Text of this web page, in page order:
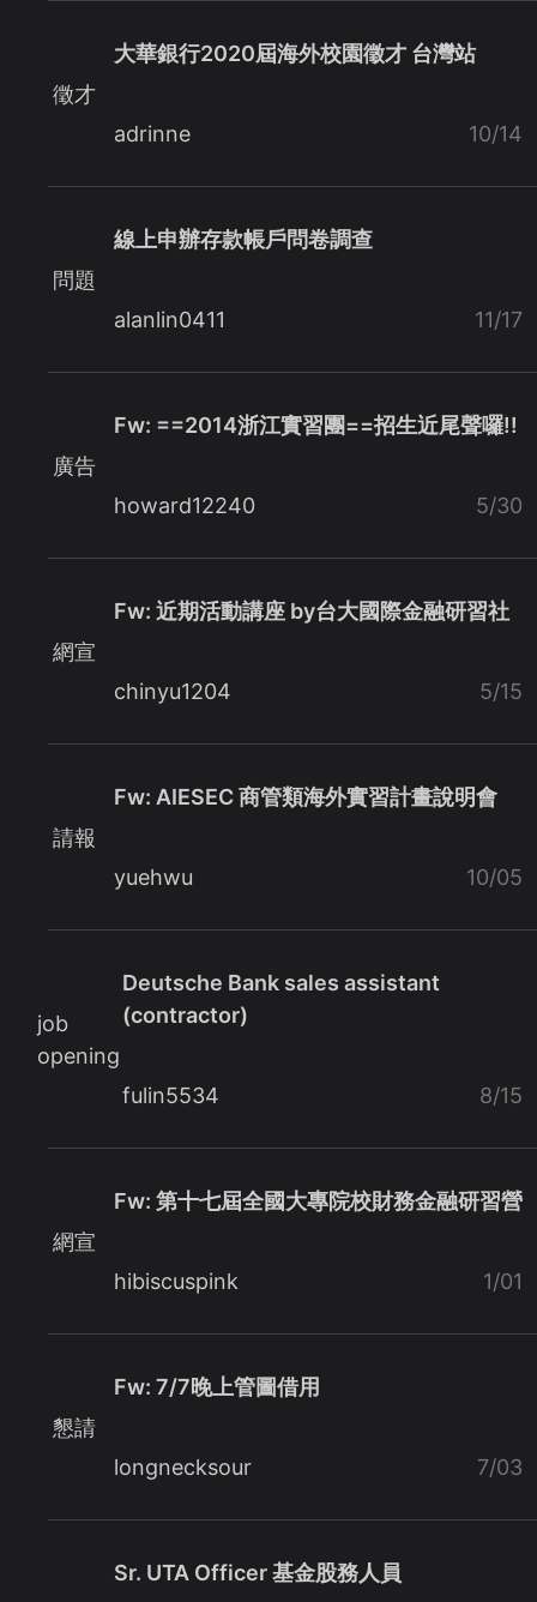
徵才
大華銀行2020屆海外校園徵才 台灣站
adrinne 10/14
問題
線上申辦存款帳戶問卷調查
alanlin0411 11/17
廣告
Fw: ==2014浙江實習團==招生近尾聲囉!!
howard12240 5/30
網宣
Fw: 近期活動講座 by台大國際金融研習社
chinyu1204 5/15
請報
Fw: AIESEC 商管類海外實習計畫說明會
yuehwu 10/05
job
opening
Deutsche Bank sales assistant
(contractor)
fulin5534 8/15
網宣
Fw: 第十七屆全國大專院校財務金融研習營
hibiscuspink 1/01
懇請
Fw: 7/7晚上管圖借用
longnecksour 7/03
Sr. UTA Officer 基金股務人員